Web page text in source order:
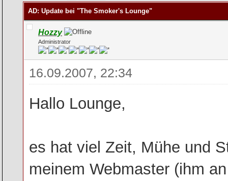
AD: Update bei "The Smoker's Lounge"
Hozzy
Administrator
16.09.2007, 22:34
Hallo Lounge,
es hat viel Zeit, Mühe und
meinem Webmaster (ihm